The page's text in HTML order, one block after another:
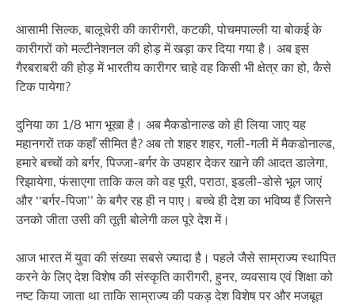
आसामी सिल्क, बालूचेरी की कारीगरी, कटकी, पोचमपाल्ली या बोकई के
कारीगरों को मल्टीनेशनल की होड़ में खड़ा कर दिया गया है। अब इस
गैरबराबरी की होड़ में भारतीय कारीगर चाहे वह किसी भी क्षेत्र का हो, कैसे
टिक पायेगा?
दुनिया का 1/8 भाग भूखा है। अब मैकडोनाल्ड को ही लिया जाए यह
महानगरों तक कहाँ सीमित है? अब तो शहर शहर, गली-गली में मैकडोनाल्ड,
हमारे बच्चों को बर्गर, पिज्जा-बर्गर के उपहार देकर खाने की आदत डालेगा,
रिझायेगा, फंसाएगा ताकि कल को वह पूरी, पराठा, इडली-डोसे भूल जाएं
और ‘‘बर्गर-पिजा’’ के बगैर रह ही न पाए। बच्चे ही देश का भविष्य हैं जिसने
उनको जीता उसी की तूती बोलेगी कल पूरे देश में।
आज भारत में युवा की संख्या सबसे ज्यादा है। पहले जैसे साम्राज्य स्थापित
करने के लिए देश विशेष की संस्कृति कारीगरी, हुनर, व्यवसाय एवं शिक्षा को
नष्ट किया जाता था ताकि साम्राज्य की पकड़ देश विशेष पर और मजबूत